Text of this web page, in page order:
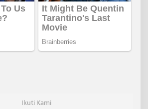
Ikuti Kami